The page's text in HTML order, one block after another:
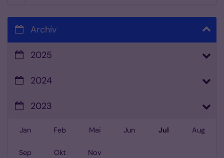
Archiv
2025
2024
2023
Jan Feb Mai Jun Jul Aug
Sep Okt Nov